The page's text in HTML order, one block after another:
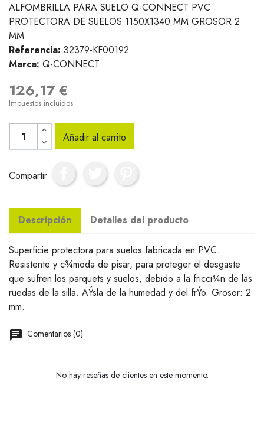
ALFOMBRILLA PARA SUELO Q-CONNECT PVC
PROTECTORA DE SUELOS 1150X1340 MM GROSOR 2
MM
Referencia: 32379-KF00192
Marca: Q-CONNECT
126,17 €
Impuestos incluidos
Añadir al carrito
Compartir
Descripción Detalles del producto
Superficie protectora para suelos fabricada en PVC.
Resistente y c¾moda de pisar, para proteger el desgaste
que sufren los parquets y suelos, debido a la fricci¾n de las
ruedas de la silla. AÝsla de la humedad y del frÝo. Grosor: 2
mm.
Comentarios (0)
No hay reseñas de clientes en este momento.